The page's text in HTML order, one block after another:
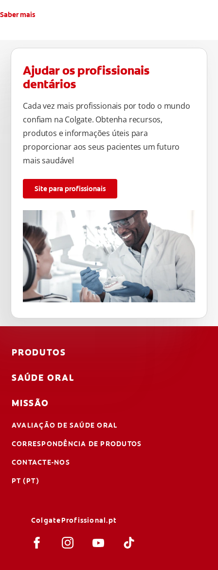
Saber mais
Ajudar os profissionais
dentários
Cada vez mais profissionais por todo o mundo
confiam na Colgate. Obtenha recursos,
produtos e informações úteis para
proporcionar aos seus pacientes um futuro
mais saudável
Site para profissionais
PRODUTOS
SAÚDE ORAL
MISSÃO
AVALIAÇÃO DE SAÚDE ORAL
CORRESPONDÊNCIA DE PRODUTOS
CONTACTE-NOS
PT (PT)
ColgateProfissional.pt